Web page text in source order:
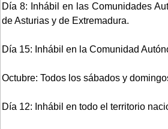
Día 8: Inhábil en las Comunidades
de Asturias y de Extremadura.
Día 15: Inhábil en la Comunidad
Octubre: Todos los sábados y
Día 12: Inhábil en todo el territorio